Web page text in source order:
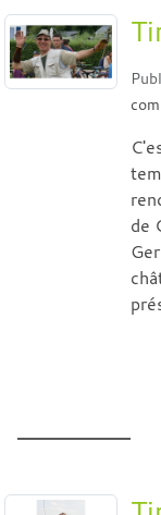
de